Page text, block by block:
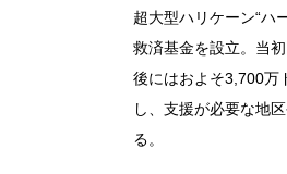
超大型ハリケーン“ハ
救済基金を設立。当
後にはおよそ3,700万
し、支援が必要な地
る。